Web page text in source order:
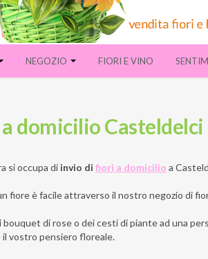
NEGOZIO FIORI E VINO
domicilio Casteldelci
si occupa di invio di fiori a domicilio a
fiore è facile attraverso il nostro negozio di
bouquet di rose o dei cesti di piante ad una
il vostro pensiero floreale.